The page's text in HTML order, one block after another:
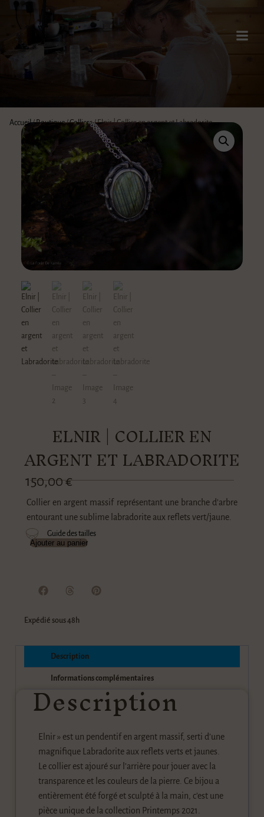
Accueil/Boutique/Colliers/ Elnir | Collier en argent et Labradorite
ELNIR | COLLIER EN
ARGENT ET LABRADORITE
150,00€
Collier en argent massif représentant une branche d’arbre
entourant une sublime labradorite aux reflets vert/jaune.
Guide des tailles
Ajouter au panier
Expédié sous 48h
Description
Informations complémentaires
Description
Elnir » est un pendentif en argent massif, serti d’une
magnifique Labradorite aux reflets verts et jaunes.
Le collier est ajouré sur l’arrière pour jouer avec la
transparence et les couleurs de la pierre. Ce bijou a
entièrement été forgé et sculpté à la main, c’est une
pièce unique de la collection Printemps 2021.